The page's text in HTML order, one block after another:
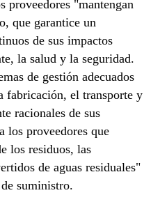
proveedores "mantengan
que garantice un
de sus impactos
la salud y la seguridad.
de gestión adecuados
fabricación, el transporte y
racionales de sus
los proveedores que
los residuos, las
de aguas residuales"
suministro.